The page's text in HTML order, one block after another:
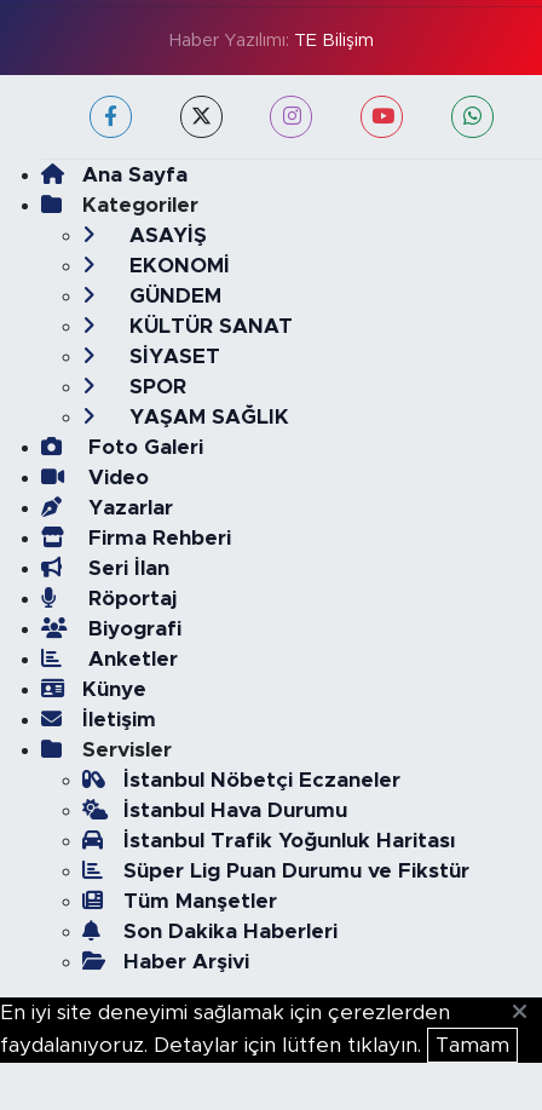
Haber Yazılımı: TE Bilişim
Ana Sayfa
Kategoriler
ASAYİŞ
EKONOMİ
GÜNDEM
KÜLTÜR SANAT
SİYASET
SPOR
YAŞAM SAĞLIK
Foto Galeri
Video
Yazarlar
Firma Rehberi
Seri İlan
Röportaj
Biyografi
Anketler
Künye
İletişim
Servisler
İstanbul Nöbetçi Eczaneler
İstanbul Hava Durumu
İstanbul Trafik Yoğunluk Haritası
Süper Lig Puan Durumu ve Fikstür
Tüm Manşetler
Son Dakika Haberleri
Haber Arşivi
En iyi site deneyimi sağlamak için çerezlerden
faydalanıyoruz. Detaylar için lütfen tıklayın.
Tamam